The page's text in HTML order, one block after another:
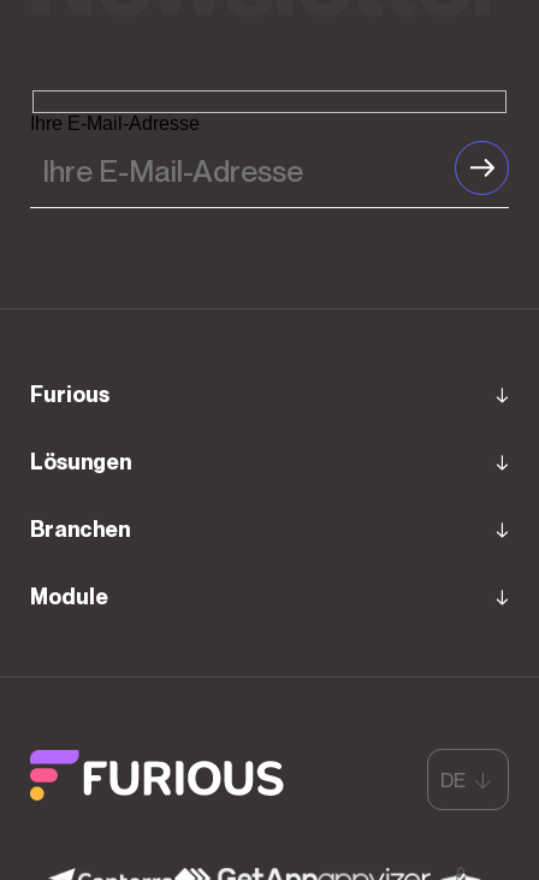
Ihre E-Mail-Adresse
Furious
Lösungen
Branchen
Module
DE